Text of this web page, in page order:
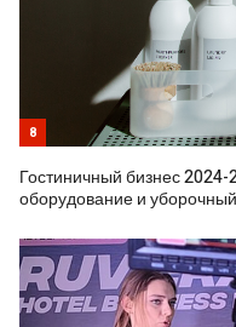
8
Гостиничный бизнес
оборудование и